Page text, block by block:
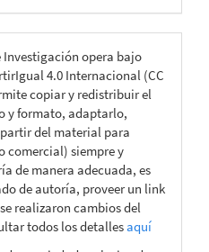
opera bajo
4.0 Internacional (CC
copiar y redistribuir el
y formato, adaptarlo,
del material para
comercial) siempre y
de manera adecuada, es
de autoría, proveer un link
realizaron cambios del
todos los detallesaquí